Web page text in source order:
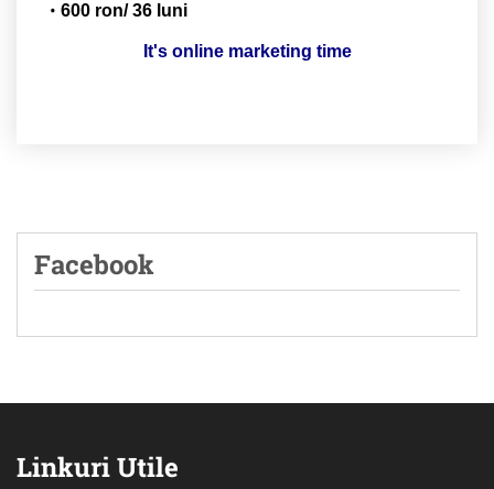
600 ron/ 36 luni
It's online marketing time
Facebook
Linkuri Utile